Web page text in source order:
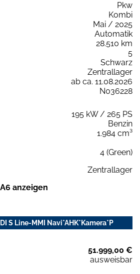
Pkw
Kombi
Mai / 2025
Automatik
28.510 km
5
Schwarz
Zentrallager
ab ca. 11.08.2026
N036228
195 kW / 265 PS
Benzin
1.984 cm³
4 (Green)
Zentrallager
anzeigen
S Line-MMI Navi*AHK*Kamera*P
51.999,00 €
ausweisbar